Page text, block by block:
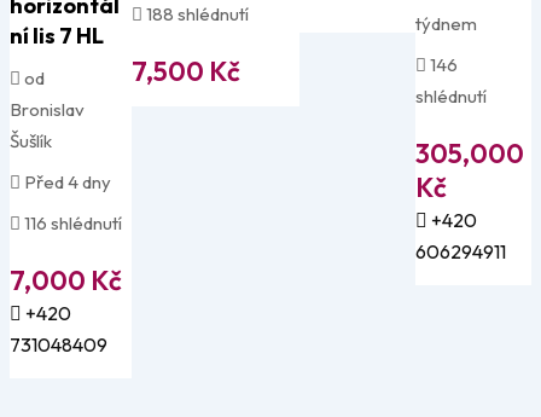
horizontál
ní lis 7 HL
od
Bronislav
Šušlík
Před 4 dny
116 shlédnutí
7,000 Kč
+420
731048409
188 shlédnutí
7,500 Kč
týdnem
146
shlédnutí
305,000
Kč
+420
606294911